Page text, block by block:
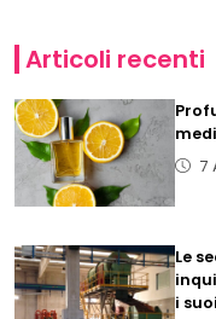
Articoli recenti
7
Le
i